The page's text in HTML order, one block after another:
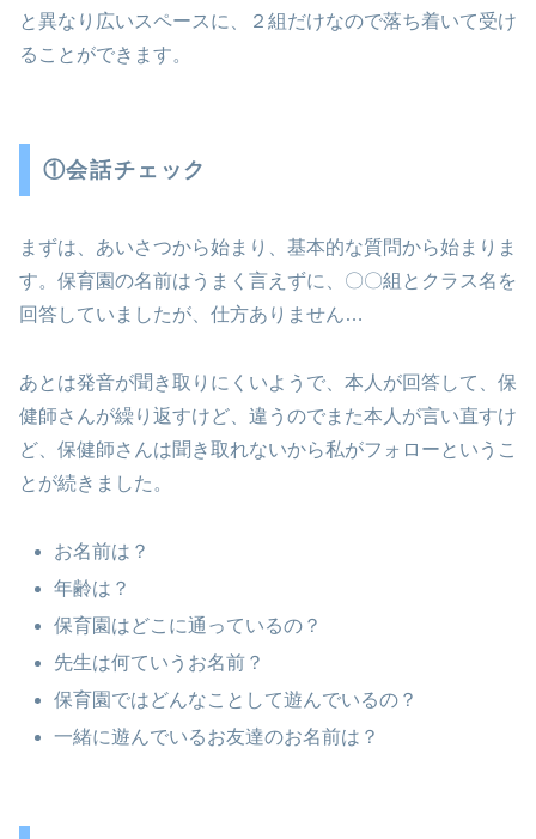
と異なり広いスペースに、２組だけなので落ち着いて受け
ることができます。
①会話チェック
まずは、あいさつから始まり、基本的な質問から始まりま
す。保育園の名前はうまく言えずに、〇〇組とクラス名を
回答していましたが、仕方ありません…
あとは発音が聞き取りにくいようで、本人が回答して、保
健師さんが繰り返すけど、違うのでまた本人が言い直すけ
ど、保健師さんは聞き取れないから私がフォローというこ
とが続きました。
お名前は？
年齢は？
保育園はどこに通っているの？
先生は何ていうお名前？
保育園ではどんなことして遊んでいるの？
一緒に遊んでいるお友達のお名前は？